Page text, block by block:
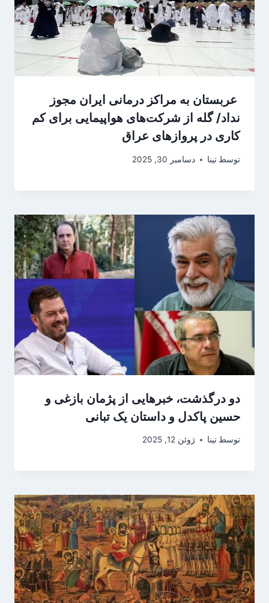
عربستان به مراکز درمانی ایران مجوز
نداد/ گله از شرکت‌های هواپیمایی برای کم
کاری در پروازهای عراق
توسط تینا دسامبر 30, 2025
دو درگذشت، خبرهایی از پژمان بازغی و
حسین پاکدل و داستان یک تبانی
توسط تینا ژوئن 12, 2025